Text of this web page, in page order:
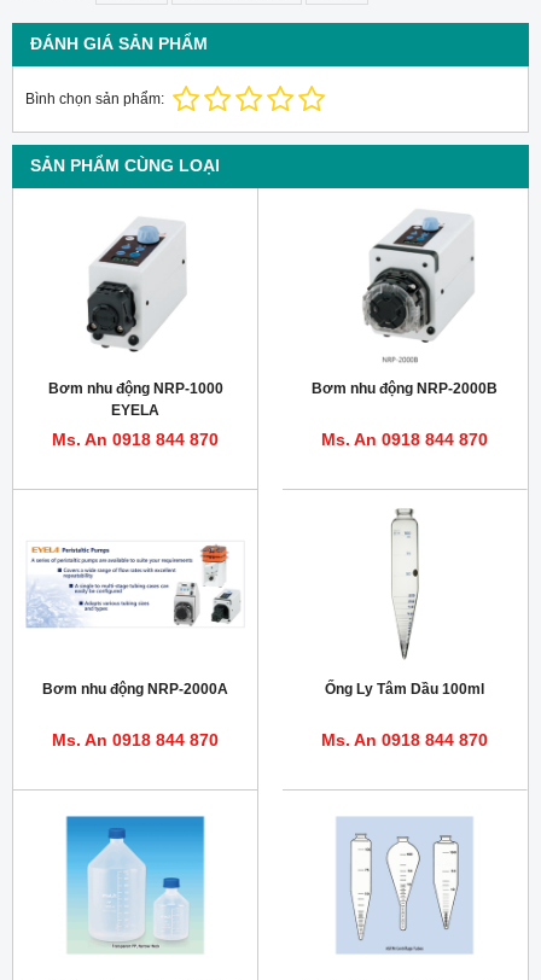
ĐÁNH GIÁ SẢN PHẨM
Bình chọn sản phẩm:
SẢN PHẨM CÙNG LOẠI
Bơm nhu động NRP-1000
EYELA
Ms. An 0918 844 870
Bơm nhu động NRP-2000B
Ms. An 0918 844 870
Bơm nhu động NRP-2000A
Ms. An 0918 844 870
Ống Ly Tâm Dầu 100ml
Ms. An 0918 844 870